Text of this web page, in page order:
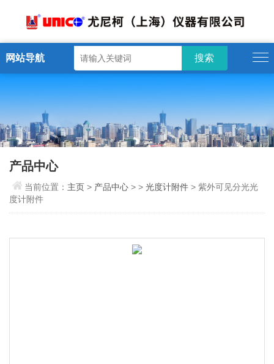
网站导航
产品中心
当前位置： 主页> 产品中心 > >光度计附件 > 紫外可见分光光
度计附件